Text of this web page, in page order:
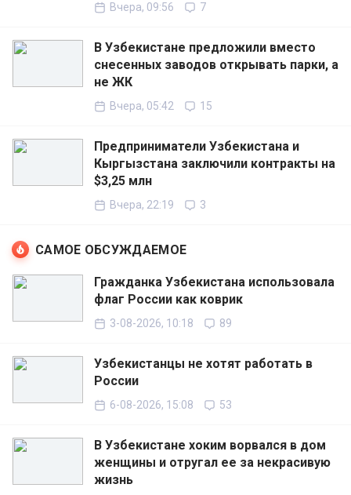
Вчера, 09:56 7
В Узбекистане предложили вместо
снесенных заводов открывать парки, а
не ЖК
Вчера, 05:42 15
Предприниматели Узбекистана и
Кыргызстана заключили контракты на
$3,25 млн
Вчера, 22:19 3
САМОЕ ОБСУЖДАЕМОЕ
Гражданка Узбекистана использовала
флаг России как коврик
3-08-2026, 10:18 89
Узбекистанцы не хотят работать в
России
6-08-2026, 15:08 53
В Узбекистане хоким ворвался в дом
женщины и отругал ее за некрасивую
жизнь